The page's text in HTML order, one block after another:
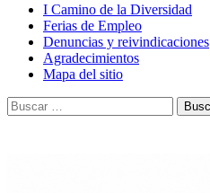
I Camino de la Diversidad
Ferias de Empleo
Denuncias y reivindicaciones
Agradecimientos
Mapa del sitio
Buscar: